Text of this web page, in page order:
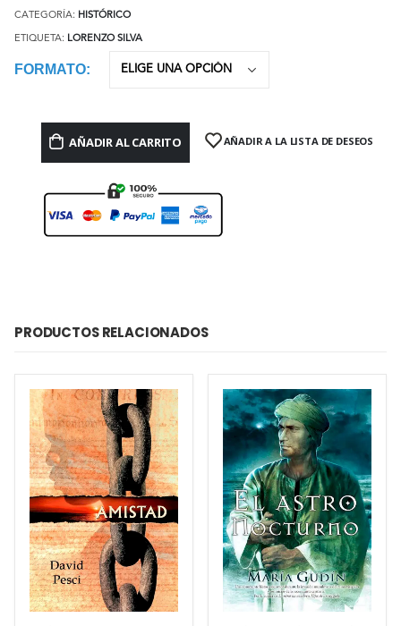
CATEGORÍA: HISTÓRICO
ETIQUETA: LORENZO SILVA
FORMATO
AÑADIR AL CARRITO AÑADIR A LA LISTA DE DESEOS
PRODUCTOS RELACIONADOS